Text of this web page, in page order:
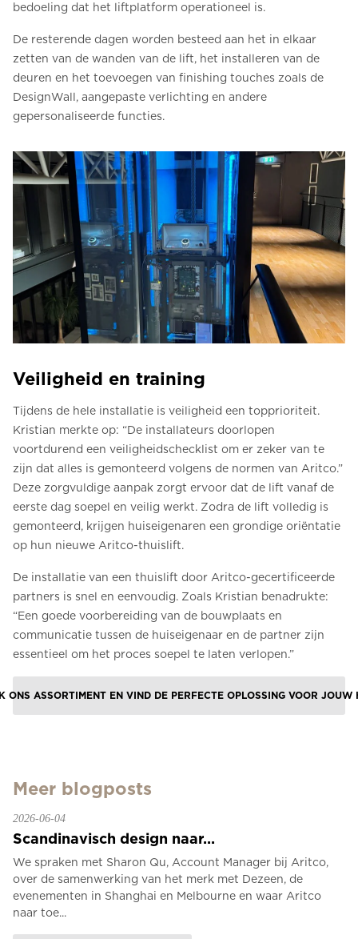
bedoeling dat het liftplatform operationeel is.
De resterende dagen worden besteed aan het in elkaar
zetten van de wanden van de lift, het installeren van de
deuren en het toevoegen van finishing touches zoals de
DesignWall, aangepaste verlichting en andere
gepersonaliseerde functies.
Veiligheid en training
Tijdens de hele installatie is veiligheid een topprioriteit.
Kristian merkte op: “De installateurs doorlopen
voortdurend een veiligheidschecklist om er zeker van te
zijn dat alles is gemonteerd volgens de normen van Aritco.”
Deze zorgvuldige aanpak zorgt ervoor dat de lift vanaf de
eerste dag soepel en veilig werkt. Zodra de lift volledig is
gemonteerd, krijgen huiseigenaren een grondige oriëntatie
op hun nieuwe Aritco-thuislift.
De installatie van een thuislift door Aritco-gecertificeerde
partners is snel en eenvoudig. Zoals Kristian benadrukte:
“Een goede voorbereiding van de bouwplaats en
communicatie tussen de huiseigenaar en de partner zijn
essentieel om het proces soepel te laten verlopen.”
ONS ASSORTIMENT EN VIND DE PERFECTE OPLOSSING VOOR JOUW
Meer blogposts
2026-06-04
Scandinavisch design naar...
We spraken met Sharon Qu, Account Manager bij Aritco,
over de samenwerking van het merk met Dezeen, de
evenementen in Shanghai en Melbourne en waar Aritco
naar toe...